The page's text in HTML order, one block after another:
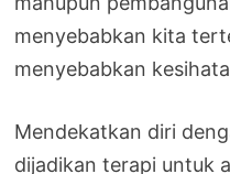
menyebabkan kita
menyebabkan
Mendekatkan diri
dijadikan terapi untuk